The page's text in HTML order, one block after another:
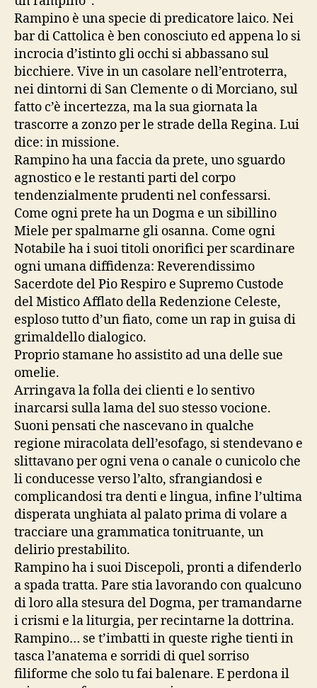
Rampino è una specie di predicatore laico. Nei
bar di Cattolica è ben conosciuto ed appena lo si
incrocia d’istinto gli occhi si abbassano sul
bicchiere. Vive in un casolare nell’entroterra,
nei dintorni di San Clemente o di Morciano, sul
fatto c’è incertezza, ma la sua giornata la
trascorre a zonzo per le strade della Regina. Lui
dice: in missione.
Rampino ha una faccia da prete, uno sguardo
agnostico e le restanti parti del corpo
tendenzialmente prudenti nel confessarsi.
Come ogni prete ha un Dogma e un sibillino
Miele per spalmarne gli osanna. Come ogni
Notabile ha i suoi titoli onorifici per scardinare
ogni umana diffidenza: Reverendissimo
Sacerdote del Pio Respiro e Supremo Custode
del Mistico Afflato della Redenzione Celeste,
esploso tutto d’un fiato, come un rap in guisa di
grimaldello dialogico.
Proprio stamane ho assistito ad una delle sue
omelie.
Arringava la folla dei clienti e lo sentivo
inarcarsi sulla lama del suo stesso vocione.
Suoni pensati che nascevano in qualche
regione miracolata dell’esofago, si stendevano e
slittavano per ogni vena o canale o cunicolo che
li conducesse verso l’alto, sfrangiandosi e
complicandosi tra denti e lingua, infine l’ultima
disperata unghiata al palato prima di volare a
tracciare una grammatica tonitruante, un
delirio prestabilito.
Rampino ha i suoi Discepoli, pronti a difenderlo
a spada tratta. Pare stia lavorando con qualcuno
di loro alla stesura del Dogma, per tramandarne
i crismi e la liturgia, per recintarne la dottrina.
Rampino… se t’imbatti in queste righe tienti in
tasca l’anatema e sorridi di quel sorriso
filiforme che solo tu fai balenare. E perdona il